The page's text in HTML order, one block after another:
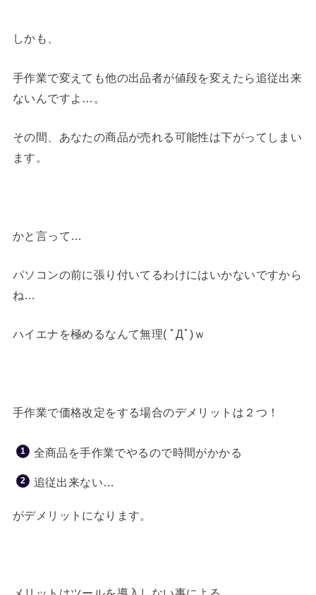
しかも、
手作業で変えても他の出品者が値段を変えたら追従出来
ないんですよ…。
その間、あなたの商品が売れる可能性は下がってしまい
ます。
かと言って…
パソコンの前に張り付いてるわけにはいかないですから
ね…
ハイエナを極めるなんて無理( ﾟДﾟ)ｗ
手作業で価格改定をする場合のデメリットは２つ！
全商品を手作業でやるので時間がかかる
追従出来ない…
がデメリットになります。